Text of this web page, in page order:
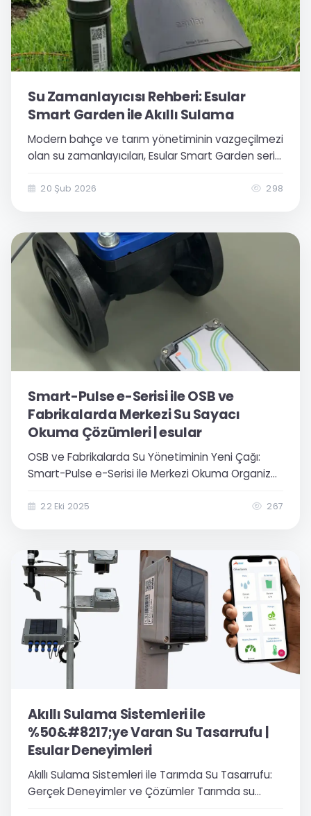
Su Zamanlayıcısı Rehberi: Esular
Smart Garden ile Akıllı Sulama
Modern bahçe ve tarım yönetiminin vazgeçilmezi
olan su zamanlayıcıları, Esular Smart Garden serisi
verimlilik için kapsamlı rehberimizi inceleyin.
20 Şub 2026 298
Smart-Pulse e-Serisi ile OSB ve
Fabrikalarda Merkezi Su Sayacı
Okuma Çözümleri | esular
OSB ve Fabrikalarda Su Yönetiminin Yeni Çağı:
Smart-Pulse e-Serisi ile Merkezi Okuma Organize
endüstriyel tesislerde su tüketiminin doğru
22 Eki 2025 267
Akıllı Sulama Sistemleri ile
%50&#8217;ye Varan Su Tasarrufu |
Esular Deneyimleri
Akıllı Sulama Sistemleri ile Tarımda Su Tasarrufu:
Gerçek Deneyimler ve Çözümler Tarımda su